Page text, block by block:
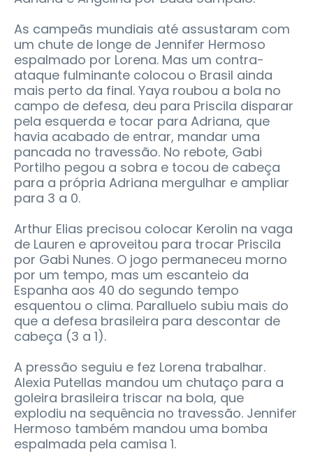
As campeãs mundiais até assustaram com
um chute de longe de Jennifer Hermoso
espalmado por Lorena. Mas um contra-
ataque fulminante colocou o Brasil ainda
mais perto da final. Yaya roubou a bola no
campo de defesa, deu para Priscila disparar
pela esquerda e tocar para Adriana, que
havia acabado de entrar, mandar uma
pancada no travessão. No rebote, Gabi
Portilho pegou a sobra e tocou de cabeça
para a própria Adriana mergulhar e ampliar
para 3 a 0.
Arthur Elias precisou colocar Kerolin na vaga
de Lauren e aproveitou para trocar Priscila
por Gabi Nunes. O jogo permaneceu morno
por um tempo, mas um escanteio da
Espanha aos 40 do segundo tempo
esquentou o clima. Paralluelo subiu mais do
que a defesa brasileira para descontar de
cabeça (3 a 1).
A pressão seguiu e fez Lorena trabalhar.
Alexia Putellas mandou um chutaço para a
goleira brasileira triscar na bola, que
explodiu na sequência no travessão. Jennifer
Hermoso também mandou uma bomba
espalmada pela camisa 1.